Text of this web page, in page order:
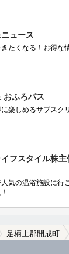
ュース
たくなる！お得な
おふろパス
楽しめるサブスク
イフスタイル株
気の温浴施設に行
足柄上郡開成町